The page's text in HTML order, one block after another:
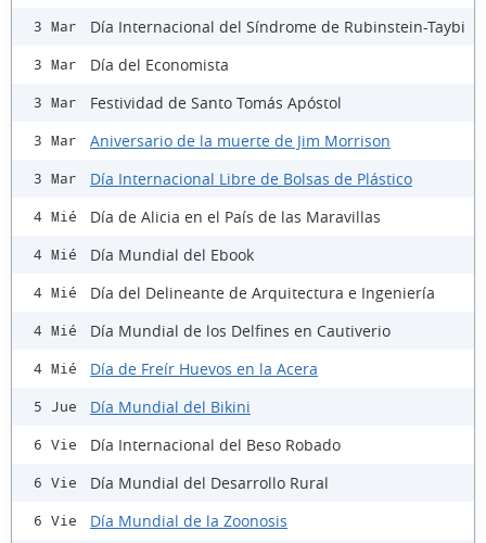
3 Mar Día Internacional del Síndrome de Rubinstein-Taybi
3 Mar Día del Economista
3 Mar Festividad de Santo Tomás Apóstol
3 Mar Aniversario de la muerte de Jim Morrison
3 Mar Día Internacional Libre de Bolsas de Plástico
4 Mié Día de Alicia en el País de las Maravillas
4 Mié Día Mundial del Ebook
4 Mié Día del Delineante de Arquitectura e Ingeniería
4 Mié Día Mundial de los Delfines en Cautiverio
4 Mié Día de Freír Huevos en la Acera
5 Jue Día Mundial del Bikini
6 Vie Día Internacional del Beso Robado
6 Vie Día Mundial del Desarrollo Rural
6 Vie Día Mundial de la Zoonosis